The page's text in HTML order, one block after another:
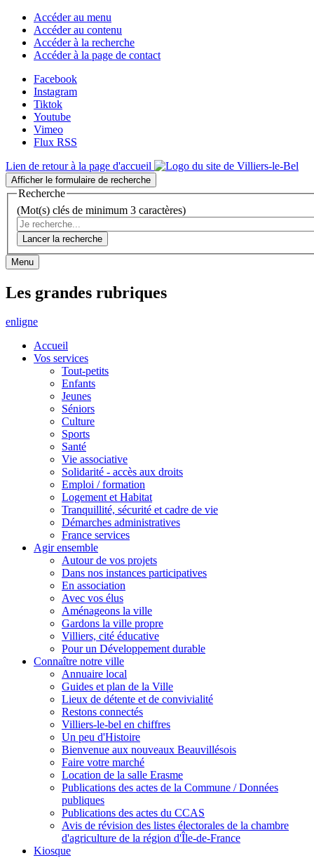
Accéder au menu
Accéder au contenu
Accéder à la recherche
Accéder à la page de contact
Facebook
Instagram
Tiktok
Youtube
Vimeo
Flux RSS
Lien de retour à la page d'accueil
Afficher le formulaire de recherche
Recherche
(Mot(s) clés de minimum 3 caractères)
Lancer la recherche
Menu
Les grandes rubriques
enligne
Accueil
Vos services
Tout-petits
Enfants
Jeunes
Séniors
Culture
Sports
Santé
Vie associative
Solidarité - accès aux droits
Emploi / formation
Logement et Habitat
Tranquillité, sécurité et cadre de vie
Démarches administratives
France services
Agir ensemble
Autour de vos projets
Dans nos instances participatives
En association
Avec vos élus
Aménageons la ville
Gardons la ville propre
Villiers, cité éducative
Pour un Développement durable
Connaître notre ville
Annuaire local
Guides et plan de la Ville
Lieux de détente et de convivialité
Restons connectés
Villiers-le-bel en chiffres
Un peu d'Histoire
Bienvenue aux nouveaux Beauvillésois
Faire votre marché
Location de la salle Erasme
Publications des actes de la Commune / Données
publiques
Publications des actes du CCAS
Avis de révision des listes électorales de la chambre
d'agriculture de la région d'Île-de-France
Kiosque